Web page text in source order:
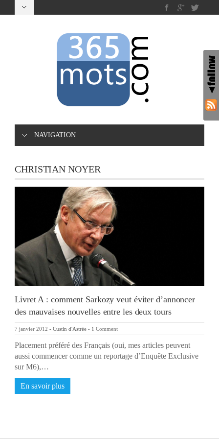
NAVIGATION
CHRISTIAN NOYER
Livret A : comment Sarkozy veut éviter d’annoncer
des mauvaises nouvelles entre les deux tours
7 janvier 2012 - Custin d'Astrée - 1 Comment
Placement préféré des Français (oui, mes articles peuvent
aussi commencer comme un reportage d’Enquête Exclusive
sur M6),…
En savoir plus